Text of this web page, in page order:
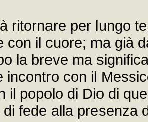
ritornare per lungo
con il cuore; ma già
la breve ma
incontro con il
il popolo di Dio di
fede alla presenza